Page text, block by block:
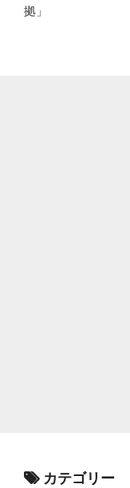
拠」
カテゴリー